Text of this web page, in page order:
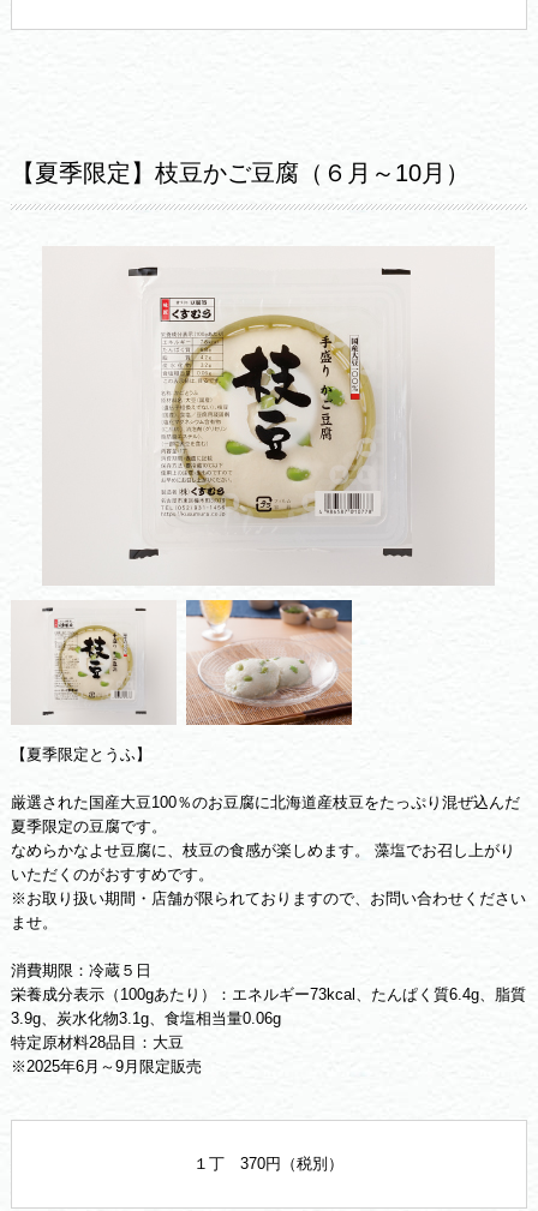
【夏季限定】枝豆かご豆腐（６月～10月）
【夏季限定とうふ】
厳選された国産大豆100％のお豆腐に北海道産枝豆をたっぷり混ぜ込んだ
夏季限定の豆腐です。
なめらかなよせ豆腐に、枝豆の食感が楽しめます。 藻塩でお召し上がり
いただくのがおすすめです。
※お取り扱い期間・店舗が限られておりますので、お問い合わせください
ませ。
消費期限：冷蔵５日
栄養成分表示（100gあたり）：エネルギー73kcal、たんぱく質6.4g、脂質
3.9g、炭水化物3.1g、食塩相当量0.06g
特定原材料28品目：大豆
※2025年6月～9月限定販売
１丁 370円（税別）